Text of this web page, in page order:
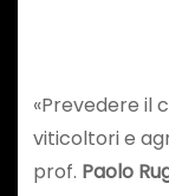
«Prevedere il
viticoltori e
prof. Paolo